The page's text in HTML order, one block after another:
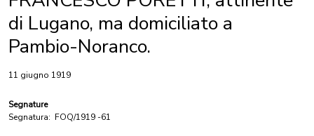
di Lugano, ma domiciliato a
Pambio-Noranco.
11 giugno 1919
Segnature
Segnatura: FOQ/1919 -61